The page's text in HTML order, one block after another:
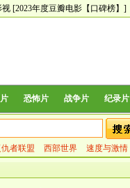
视 [2023年度豆瓣电影【口碑榜】]
恐怖片 战争片 纪录片
者联盟 西部世界 速度与激情